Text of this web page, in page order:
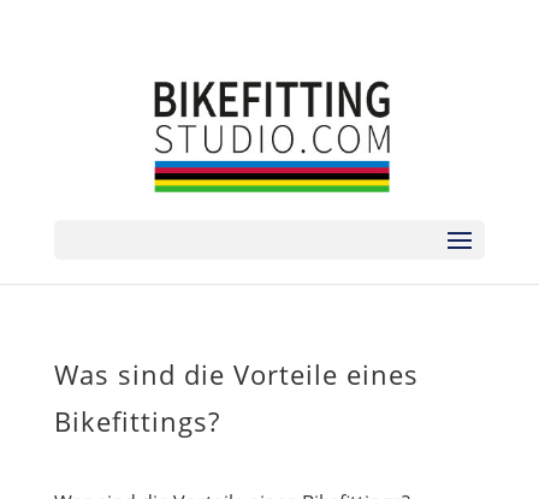
Was sind die Vorteile eines
Bikefittings?